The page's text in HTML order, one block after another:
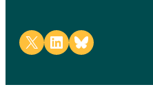
Share on X Share on LinkedIn
Share on Bluesky